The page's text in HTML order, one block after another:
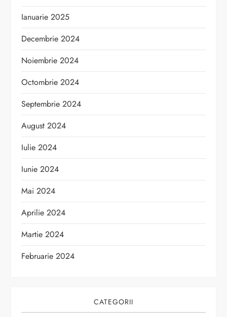
Ianuarie 2025
Decembrie 2024
Noiembrie 2024
Octombrie 2024
Septembrie 2024
August 2024
Iulie 2024
Iunie 2024
Mai 2024
Aprilie 2024
Martie 2024
Februarie 2024
CATEGORII